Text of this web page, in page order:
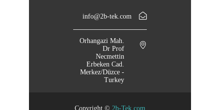
info@2b-tek.com
Orhangazi Mah.
Dr Prof
Necmettin
Erbeken Cad.
Merkez/Düzce -
Turkey
Copyright © 2b-Tek.com